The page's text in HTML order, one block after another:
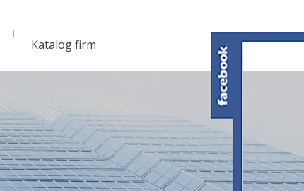
Katalog firm